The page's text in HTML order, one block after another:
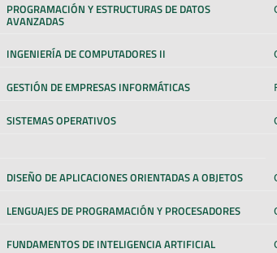
PROGRAMACIÓN Y ESTRUCTURAS DE DATOS
AVANZADAS
INGENIERÍA DE COMPUTADORES II
GESTIÓN DE EMPRESAS INFORMÁTICAS
SISTEMAS OPERATIVOS
DISEÑO DE APLICACIONES ORIENTADAS A OBJETOS
LENGUAJES DE PROGRAMACIÓN Y PROCESADORES
FUNDAMENTOS DE INTELIGENCIA ARTIFICIAL